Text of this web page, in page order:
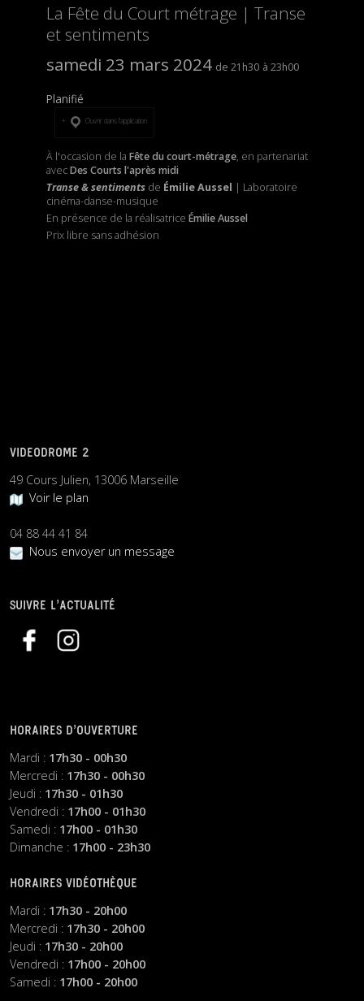
La Fête du Court métrage | Transe
et sentiments
samedi 23 mars 2024
21h30 23h00
Planifié
Ouvrir dans l’application
À l'occasion de la Fête du court-métrage, en partenariat
avecDes Courts l'après midi
Transe & sentimentsde Émilie Aussel | Laboratoire
cinéma-danse-musique
En présence de la réalisatrice Émilie Aussel
Prix libre sans adhésion
VIDEODROME 2
49 Cours Julien, 13006 Marseille
Voir le plan
04 88 44 41 84
Nous envoyer un message
SUIVRE L’ACTUALITÉ
HORAIRES D’OUVERTURE
Mardi : 17h30 - 00h30
Mercredi : 17h30 - 00h30
Jeudi : 17h30 - 01h30
Vendredi : 17h00 - 01h30
Samedi : 17h00 - 01h30
Dimanche : 17h00 - 23h30
HORAIRES VIDÉOTHÈQUE
Mardi : 17h30 - 20h00
Mercredi : 17h30 - 20h00
Jeudi : 17h30 - 20h00
Vendredi : 17h00 - 20h00
Samedi : 17h00 - 20h00